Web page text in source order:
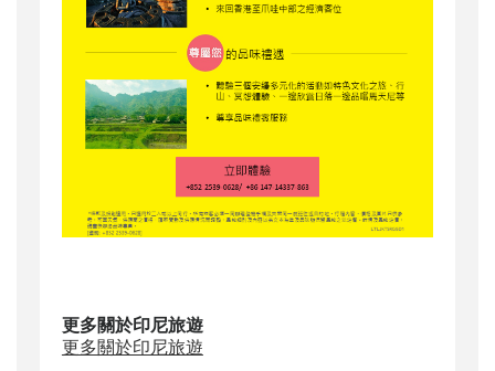
更多關於印尼旅遊
更多關於印尼旅遊